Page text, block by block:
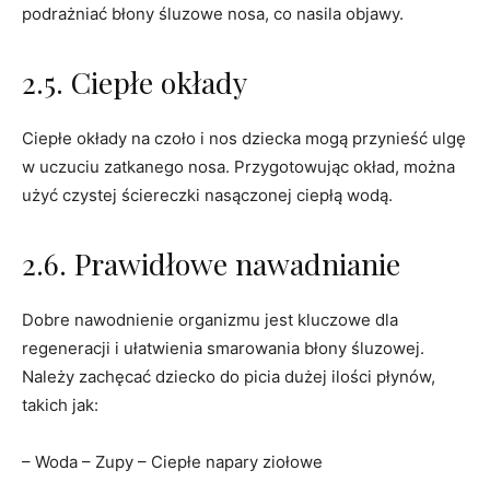
podrażniać błony śluzowe nosa, co nasila objawy.
2.5. Ciepłe okłady
Ciepłe okłady na czoło i nos dziecka mogą przynieść ulgę
w uczuciu zatkanego nosa. Przygotowując okład, można
użyć czystej ściereczki nasączonej ciepłą wodą.
2.6. Prawidłowe nawadnianie
Dobre nawodnienie organizmu jest kluczowe dla
regeneracji i ułatwienia smarowania błony śluzowej.
Należy zachęcać dziecko do picia dużej ilości płynów,
takich jak:
– Woda – Zupy – Ciepłe napary ziołowe